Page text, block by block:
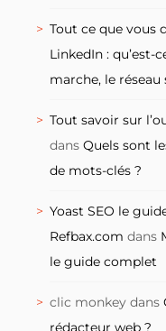
Tout ce que vous
LinkedIn : qu’est-
marche, le
Tout savoir sur
dans Quels sont
de mots-clés ?
Yoast SEO le
Refbax.com dans
le guide complet
clic monkey dans
rédacteur web ?